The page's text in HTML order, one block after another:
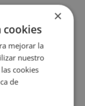
rol contribuye
y al
cada
odontológica
clínico
×
cookies
mejorar la
nuestro
cookies
de